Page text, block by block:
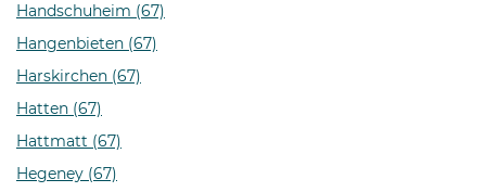
Handschuheim (67)
Hangenbieten (67)
Harskirchen (67)
Hatten (67)
Hattmatt (67)
Hegeney (67)